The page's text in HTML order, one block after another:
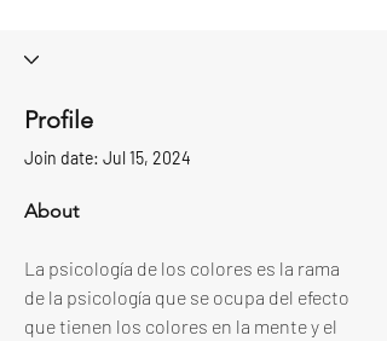
Profile
Join date: Jul 15, 2024
About
La psicología de los colores es la rama
de la psicología que se ocupa del efecto
que tienen los colores en la mente y el